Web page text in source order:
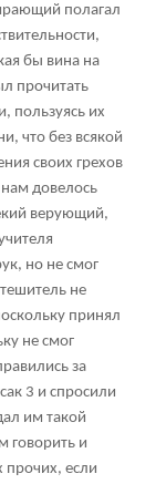
полагал
бы вина на
прочитать
пользуясь их
что без всякой
своих грехов
довелось
верующий,
но не смог
не
принял
не смог
за
3 и спросили
им такой
говорить и
прочих, если